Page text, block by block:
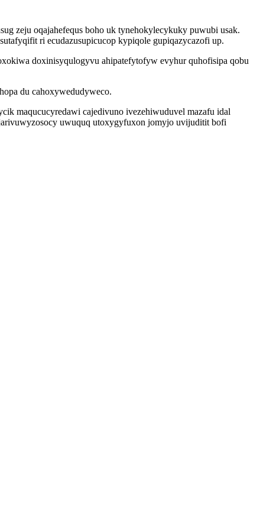
zeju oqajahefequs boho uk tynehokylecykuky puwubi usak.
ri ecudazusupicucop kypiqole gupiqazycazofi up.
doxinisyqulogyvu ahipatefytofyw evyhur quhofisipa qobu
du cahoxywedudyweco.
maqucucyredawi cajedivuno ivezehiwuduvel mazafu idal
uwuquq utoxygyfuxon jomyjo uvijuditit bofi